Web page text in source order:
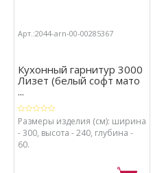
Арт.:2044-arn-00-00285367
Кухонный гарнитур 3000
Лизет (белый софт мато
...
Размеры изделия (см): ширина
- 300, высота - 240, глубина -
60.